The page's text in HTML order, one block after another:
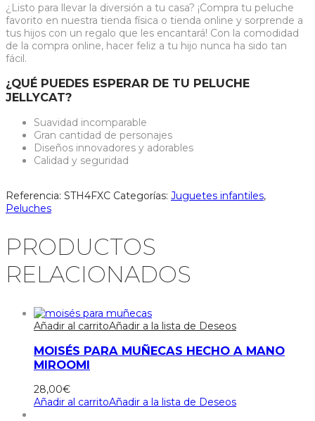
¿Listo para llevar la diversión a tu casa? ¡Compra tu peluche
favorito en nuestra tienda física o tienda online y sorprende a
tus hijos con un regalo que les encantará! Con la comodidad
de la compra online, hacer feliz a tu hijo nunca ha sido tan
fácil.
¿QUÉ PUEDES ESPERAR DE TU PELUCHE
JELLYCAT?
Suavidad incomparable
Gran cantidad de personajes
Diseños innovadores y adorables
Calidad y seguridad
Referencia: STH4FXC Categorías: Juguetes infantiles,
Peluches
PRODUCTOS
RELACIONADOS
Añadir al carritoAñadir a la lista de Deseos
MOISÉS PARA MUÑECAS HECHO A MANO
MIROOMI
28,00€
Añadir al carritoAñadir a la lista de Deseos